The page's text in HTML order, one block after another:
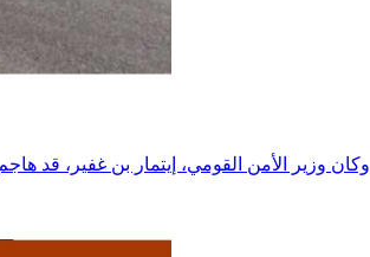
وكان وزير الأمن القومي، إيتمار بن غفير، قد